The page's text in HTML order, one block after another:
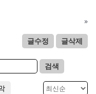
»
글수정 글삭제
검색